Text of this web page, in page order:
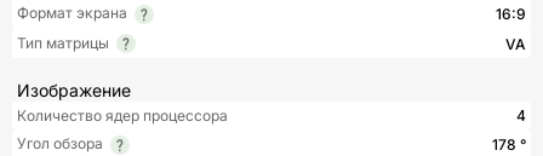
Формат экрана
16:9
Тип матрицы
VA
Изображение
Количество ядер процессора
4
Угол обзора
178 °